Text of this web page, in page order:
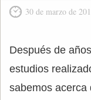
30 de marzo de
Después de
estudios
sabemos acerca